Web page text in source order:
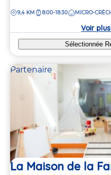
la
DISTANCE
9,4 KM 8:00-18:30 MICRO-
Voir
Sélectionnée
Partenaire
La Maison de la